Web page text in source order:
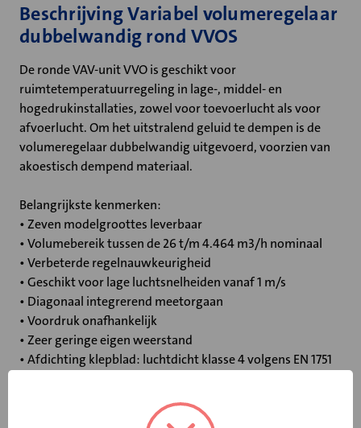
Beschrijving Variabel volumeregelaar
dubbelwandig rond VVOS
De ronde VAV-unit VVO is geschikt voor
ruimtetemperatuurregeling in lage-, middel- en
hogedrukinstallaties, zowel voor toevoerlucht als voor
afvoerlucht. Om het uitstralend geluid te dempen is de
volumeregelaar dubbelwandig uitgevoerd, voorzien van
akoestisch dempend materiaal.
Belangrijkste kenmerken:
• Zeven modelgroottes leverbaar
• Volumebereik tussen de 26 t/m 4.464 m3/h nominaal
• Verbeterde regelnauwkeurigheid
• Geschikt voor lage luchtsnelheiden vanaf 1 m/s
• Diagonaal integrerend meetorgaan
• Voordruk onafhankelijk
• Zeer geringe eigen weerstand
• Afdichting klepblad: luchtdicht klasse 4 volgens EN 1751